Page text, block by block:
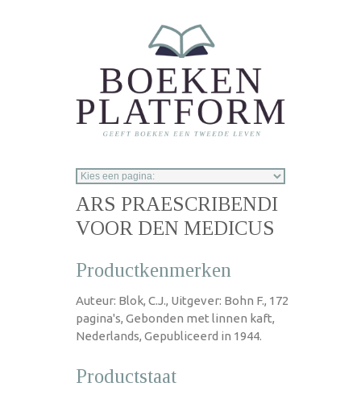
ARS PRAESCRIBENDI
VOOR DEN MEDICUS
Productkenmerken
Auteur: Blok, C.J., Uitgever: Bohn F., 172
pagina's, Gebonden met linnen kaft,
Nederlands, Gepubliceerd in 1944.
Productstaat